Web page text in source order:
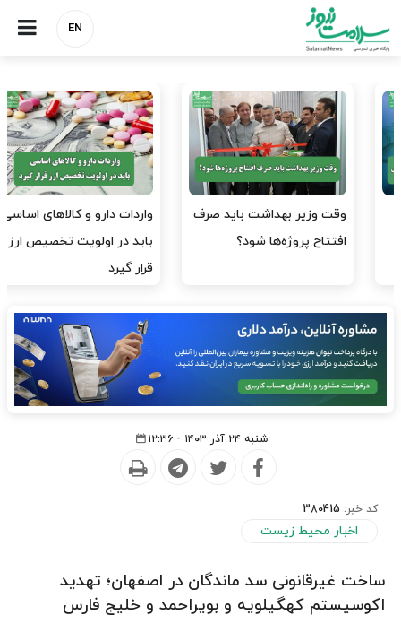
EN
وقت وزیر بهداشت باید صرف
افتتاح پروژه‌ها شود؟
واردات دارو و کالاهای اساسی
باید در اولویت تخصیص ارز
قرار گیرد
شنبه ۲۴ آذر ۱۴۰۳ - ۱۲:۳۶
کد خبر: 380415
اخبار محیط زیست
ساخت غیرقانونی سد ماندگان در اصفهان؛ تهدید
اکوسیستم کهگیلویه و بویراحمد و خلیج فارس